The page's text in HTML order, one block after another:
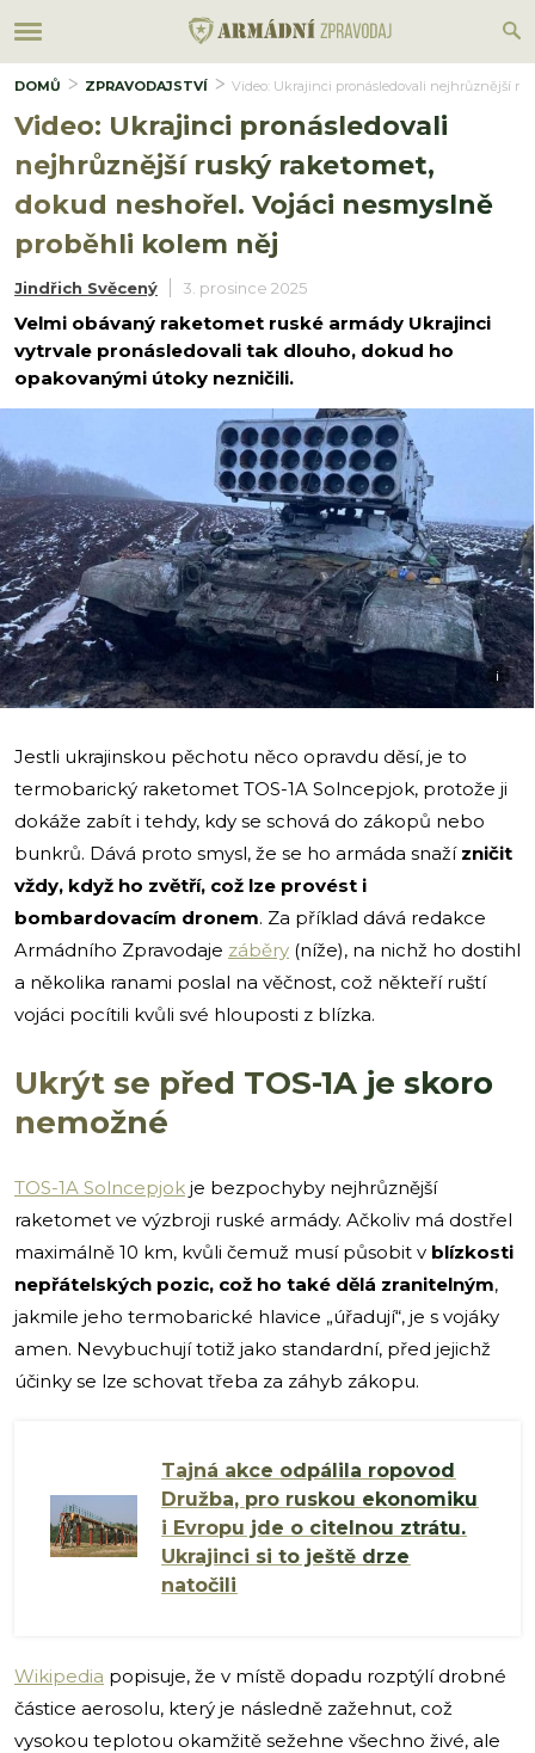
DOMŮ ZPRAVODAJSTVÍ Video: Ukrajinci pronásledovali nejhrůznější
Video: Ukrajinci pronásledovali
nejhrůznější ruský raketomet,
dokud neshořel. Vojáci nesmyslně
proběhli kolem něj
Jindřich Svěcený 3. prosince 2025
Velmi obávaný raketomet ruské armády Ukrajinci
vytrvale pronásledovali tak dlouho, dokud ho
opakovanými útoky nezničili.
i
Jestli ukrajinskou pěchotu něco opravdu děsí, je to
termobarický raketomet TOS-1A Solncepjok, protože ji
dokáže zabít i tehdy, kdy se schová do zákopů nebo
bunkrů. Dává proto smysl, že se ho armáda snaží zničit
vždy, když ho zvětří, což lze provést i
bombardovacím dronem. Za příklad dává redakce
Armádního Zpravodaje záběry (níže), na nichž ho dostihl
a několika ranami poslal na věčnost, což někteří ruští
vojáci pocítili kvůli své hlouposti z blízka.
Ukrýt se před TOS-1A je skoro
nemožné
TOS-1A Solncepjok je bezpochyby nejhrůznější
raketomet ve výzbroji ruské armády. Ačkoliv má dostřel
maximálně 10 km, kvůli čemuž musí působit v blízkosti
nepřátelských pozic, což ho také dělá zranitelným,
jakmile jeho termobarické hlavice „úřadují“, je s vojáky
amen. Nevybuchují totiž jako standardní, před jejichž
účinky se lze schovat třeba za záhyb zákopu.
Tajná akce odpálila ropovod
Družba, pro ruskou ekonomiku
i Evropu jde o citelnou ztrátu.
Ukrajinci si to ještě drze
natočili
Wikipedia popisuje, že v místě dopadu rozptýlí drobné
částice aerosolu, který je následně zažehnut, což
vysokou teplotou okamžitě sežehne všechno živé, ale